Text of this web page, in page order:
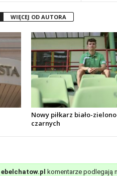
WIĘCEJ OD AUTORA
Nowy piłkarz biało-
czarnych
ebelchatow.pl
komentarze podlegają